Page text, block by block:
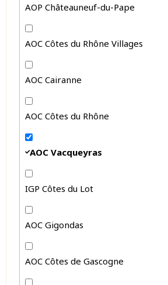
AOP Châteauneuf-du-Pape
AOC Côtes du Rhône Villages
AOC Cairanne
AOC Côtes du Rhône
AOC Vacqueyras
IGP Côtes du Lot
AOC Gigondas
AOC Côtes de Gascogne